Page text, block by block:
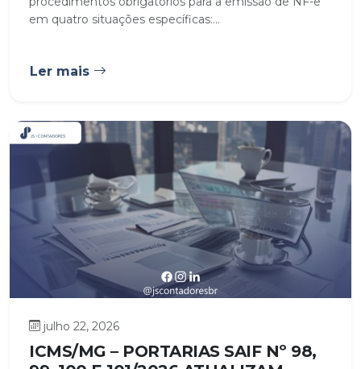
em quatro situações específicas:...
Ler mais
julho 22, 2026
ICMS/MG – PORTARIAS SAIF Nº 98,